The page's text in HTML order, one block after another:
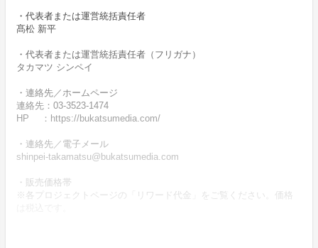
・代表者または運営統括責任者
髙松 新平
・代表者または運営統括責任者（フリガナ）
タカマツ シンペイ
・連絡先／ホームページ
連絡先：03-3523-1474
HP ：https://bukatsumedia.com/
・連絡先／電子メール
shinpei-takamatsu@bukatsumedia.com
・販売価格帯
※各プロジェクトページの「リワード代金」をご覧ください。価格